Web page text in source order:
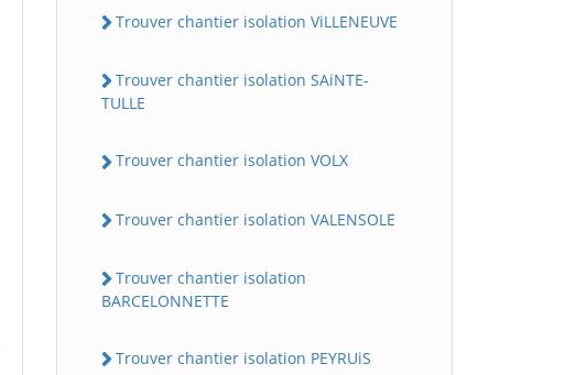
Trouver chantier isolation ViLLENEUVE
Trouver chantier isolation SAiNTE-
TULLE
Trouver chantier isolation VOLX
Trouver chantier isolation VALENSOLE
Trouver chantier isolation
BARCELONNETTE
Trouver chantier isolation PEYRUiS